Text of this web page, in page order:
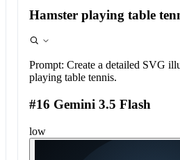
Hamster playing table
Prompt: Create a detailed SVG
playing table tennis.
#16 Gemini 3.5 Flash
low